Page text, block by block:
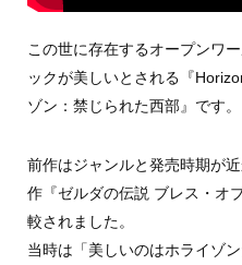
この世に存在するオープンワ
ックが美しいとされる『
ゾン：禁じられた西部』です。
前作はジャンルと発売時期が
作『ゼルダの伝説 ブレス・オ
較されました。
当時は「美しいのはホライゾ